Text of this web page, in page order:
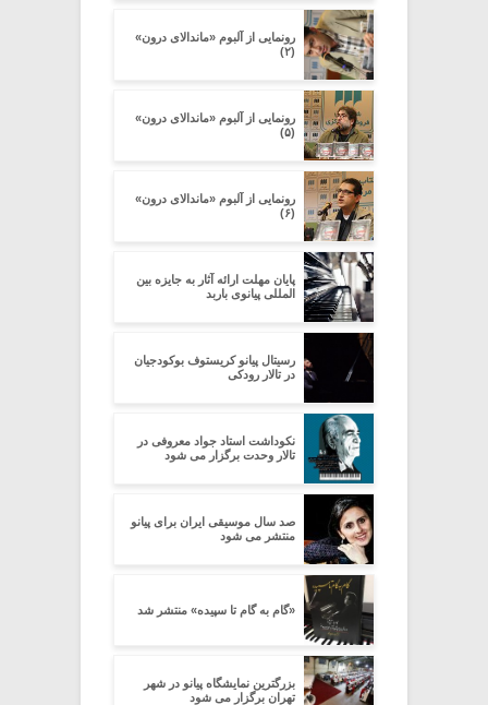
رونمایی از آلبوم «ماندالای درون»
(۲)
رونمایی از آلبوم «ماندالای درون»
(۵)
رونمایی از آلبوم «ماندالای درون»
(۶)
پایان مهلت ارائه آثار به جایزه بین
المللی پیانوی باربد
رسیتال پیانو کریستوف بوکودجیان
در تالار رودکى
نکوداشت استاد جواد معروفی در
تالار وحدت برگزار می شود
صد سال موسیقی ایران برای پیانو
منتشر می شود
«گام به گام تا سپیده» منتشر شد
بزرگترین نمایشگاه پیانو در شهر
تهران برگزار می شود